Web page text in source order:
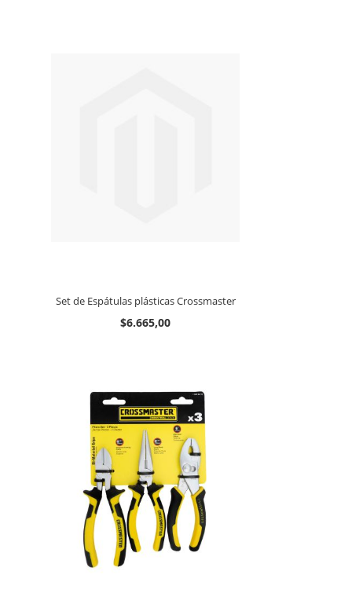
Set de Espátulas plásticas Crossmaster
$6.665,00